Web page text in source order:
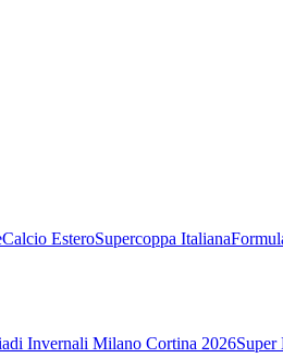
Calcio EsteroSupercoppa Italiana
Invernali Milano Cortina 2026